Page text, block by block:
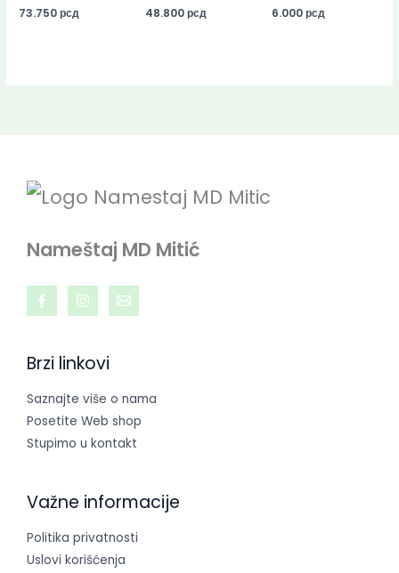
73.750рсд 48.800рсд 6.000рсд
Nameštaj MD Mitić
Brzi linkovi
Saznajte više o nama
Posetite Web shop
Stupimo u kontakt
Važne informacije
Politika privatnosti
Uslovi korišćenja